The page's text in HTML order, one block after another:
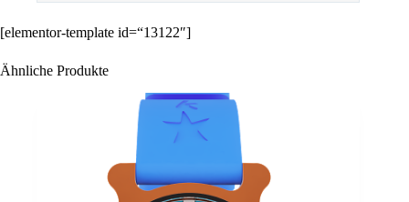
[elementor-template id=“13122″]
Ähnliche Produkte